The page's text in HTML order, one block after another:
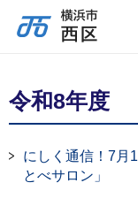
令和8年度
にしく通信！7
とべサロン」